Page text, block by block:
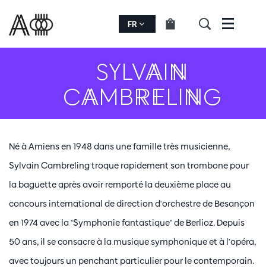
FR Menu
SYLVAIN
CAMBRELING
Né à Amiens en 1948 dans une famille très musicienne,
Sylvain Cambreling troque rapidement son trombone pour
la baguette après avoir remporté la deuxième place au
concours international de direction d'orchestre de Besançon
en 1974 avec la "Symphonie fantastique" de Berlioz. Depuis
50 ans, il se consacre à la musique symphonique et à l'opéra,
avec toujours un penchant particulier pour le contemporain.